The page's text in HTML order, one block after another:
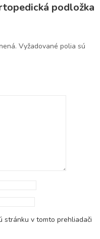
podložka
Vyžadované polia sú
stránku v tomto prehliadači